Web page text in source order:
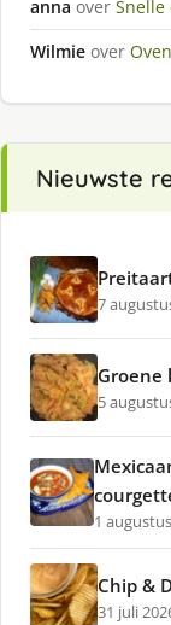
anna over Snelle
Wilmie over
Nieuwste
7
Groene
5
1
Chip &
31 juli